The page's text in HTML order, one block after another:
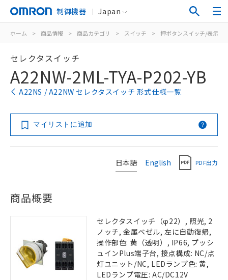
制御機器 Japan
ホーム > 商品情報 > 商品カテゴリ > スイッチ > 押ボタンスイッチ/表示灯
セレクタスイッチ
A22NW-2ML-TYA-P202-YB
A22NS / A22NW セレクタスイッチ 形式仕様一覧
マイリストに追加
日本語 English PDF出力
商品概要
セレクタスイッチ（φ22）, 照光, 2
ノッチ, 金属ベゼル, 左に自動復帰,
操作部色: 黄（透明）, IP66, プッシ
ュインPlus端子台, 接点構成: NC/点
灯ユニット/NC, LEDランプ色: 黄,
LEDランプ電圧: AC/DC12V